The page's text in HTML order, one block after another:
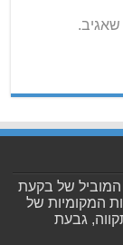
המוביל של בקעת
המקומיות של
תקווה, גבעת